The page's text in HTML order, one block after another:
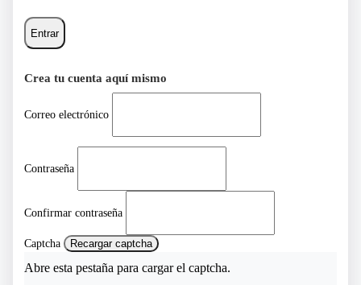
Entrar
Crea tu cuenta aquí mismo
Correo electrónico
Contraseña
Confirmar contraseña
Captcha Recargar captcha
Abre esta pestaña para cargar el captcha.